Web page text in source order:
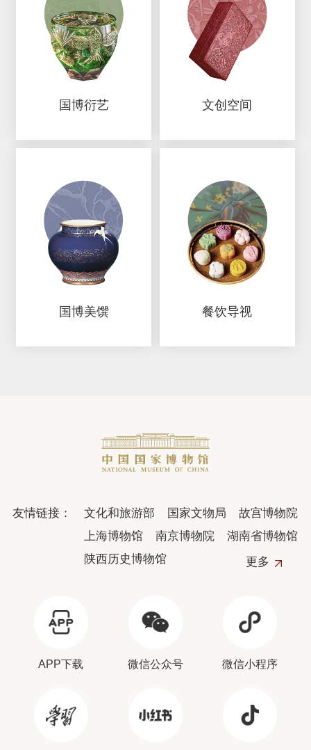
国博衍艺 文创空间
国博美馔 餐饮导视
友情链接： 文化和旅游部 国家文物局
故宫博物院
上海博物馆
南京博物院
湖南省博物馆
陕西历史博物馆
更多
APP下载 微信公众号 微信小程序